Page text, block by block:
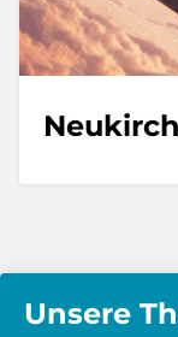
Unsere